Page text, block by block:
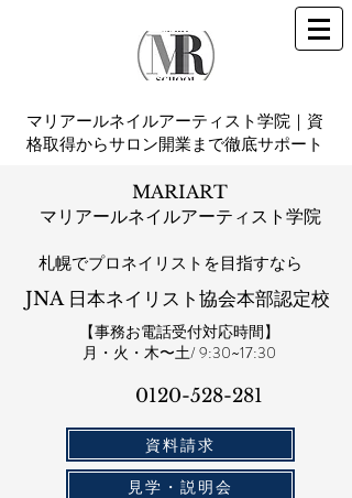
マリアールネイルアーティスト学院｜資
格取得からサロン開業まで徹底サポート
MARIART
マリアールネイルアーティスト学院
札幌​でプロネイリストを目指すなら
JNA 日本ネイリスト協会本部認定校
【事務お電話受付対応時間】
​月・火・木〜土/ 9:30~17:30
0120-528-281​
資料請求
見学・説明会